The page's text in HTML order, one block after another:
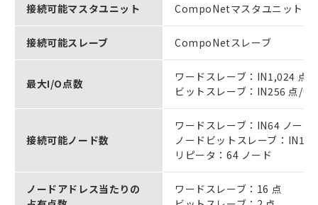
接続可能マスタユニット CompoNetマスタユニット
接続可能スレーブ CompoNetスレーブ
最大I/O点数
ワードスレーブ：IN1,024 点
ビットスレーブ：IN256 点/
接続可能ノード数
ワードスレーブ：IN64 ノー
ノードビットスレーブ：
リピータ：64 ノード
ノードアドレス当たりの
ワードスレーブ：16 点